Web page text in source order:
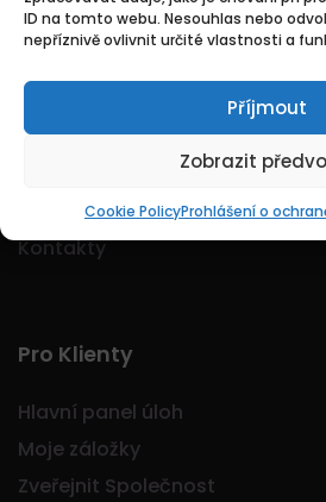
ID na tomto webu. Nesouhlas nebo
nepříznivě ovlivnit určité vlastnosti a
Příjmout
Zobrazit
Cookie PolicyProhlášení o
známka.
Kontakty
Pro Klienty
Hlavní panel úloh
Moje záložky
Zveřejnit Společnost